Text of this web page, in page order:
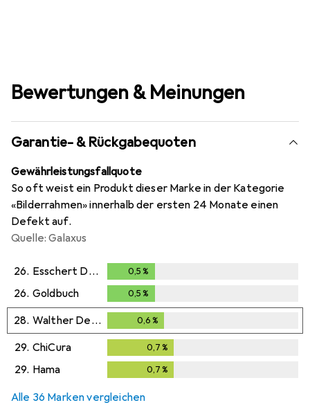
Bewertungen & Meinungen
Garantie- & Rückgabequoten
Gewährleistungsfallquote
So oft weist ein Produkt dieser Marke in der Kategorie
«Bilderrahmen» innerhalb der ersten 24 Monate einen
Defekt auf.
Quelle: Galaxus
26. Esschert Design 0,5 %
26. Goldbuch 0,5 %
28. Walther Design 0,6 %
29. ChiCura 0,7 %
29. Hama 0,7 %
Alle 36 Marken vergleichen